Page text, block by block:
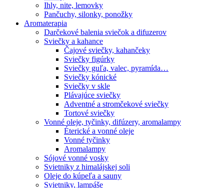
Ihly, nite, lemovky
Pančuchy, silonky, ponožky
Aromaterapia
Darčekové balenia sviečok a difuzerov
Sviečky a kahance
Čajové sviečky, kahančeky
Sviečky figúrky
Sviečky guľa, valec, pyramída…
Sviečky kónické
Sviečky v skle
Plávajúce sviečky
Adventné a stromčekové sviečky
Tortové sviečky
Vonné oleje, tyčinky, difúzery, aromalampy
Éterické a vonné oleje
Vonné tyčinky
Aromalampy
Sójové vonné vosky
Svietniky z himalájskej soli
Oleje do kúpeľa a sauny
Svietniky, lampáše